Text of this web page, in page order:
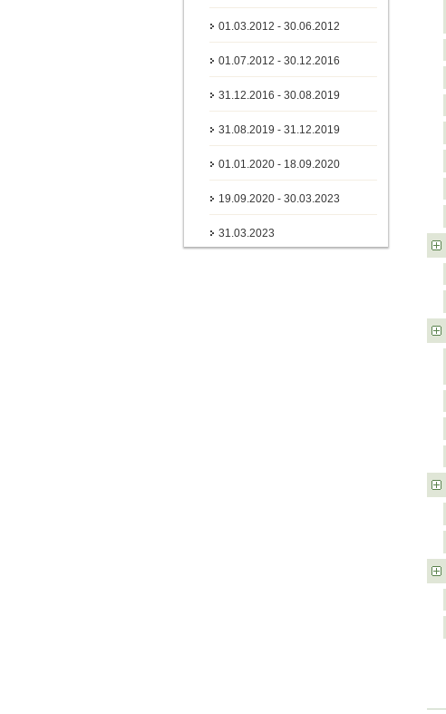
01.03.2012 - 30.06.2012
01.07.2012 - 30.12.2016
31.12.2016 - 30.08.2019
31.08.2019 - 31.12.2019
01.01.2020 - 18.09.2020
19.09.2020 - 30.03.2023
31.03.2023